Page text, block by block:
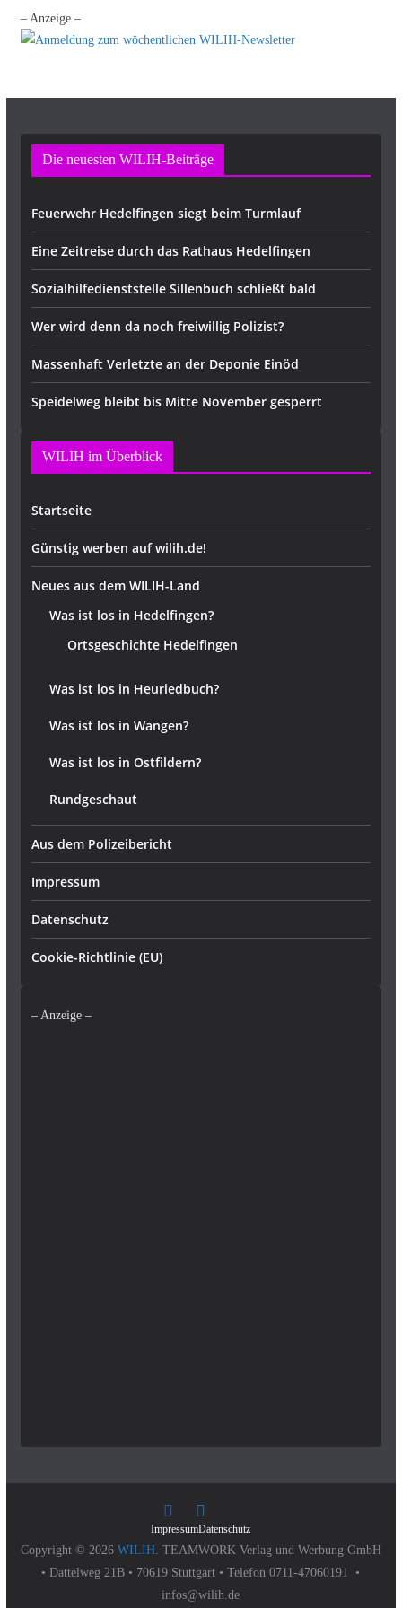
– Anzeige –
Die neuesten WILIH-Beiträge
Feuerwehr Hedelfingen siegt beim Turmlauf
Eine Zeitreise durch das Rathaus Hedelfingen
Sozialhilfedienststelle Sillenbuch schließt bald
Wer wird denn da noch freiwillig Polizist?
Massenhaft Verletzte an der Deponie Einöd
Speidelweg bleibt bis Mitte November gesperrt
WILIH im Überblick
Startseite
Günstig werben auf wilih.de!
Neues aus dem WILIH-Land
Was ist los in Hedelfingen?
Ortsgeschichte Hedelfingen
Was ist los in Heuriedbuch?
Was ist los in Wangen?
Was ist los in Ostfildern?
Rundgeschaut
Aus dem Polizeibericht
Impressum
Datenschutz
Cookie-Richtlinie (EU)
– Anzeige –
ImpressumDatenschutz
Copyright © 2026 WILIH. TEAMWORK Verlag und Werbung GmbH
• Dattelweg 21B • 70619 Stuttgart • Telefon 0711-47060191 •
infos@wilih.de